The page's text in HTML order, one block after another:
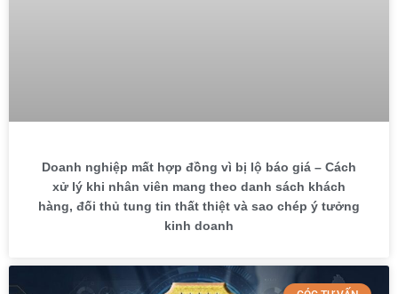
Doanh nghiệp mất hợp đồng vì bị lộ báo giá – Cách
xử lý khi nhân viên mang theo danh sách khách
hàng, đối thủ tung tin thất thiệt và sao chép ý tưởng
kinh doanh